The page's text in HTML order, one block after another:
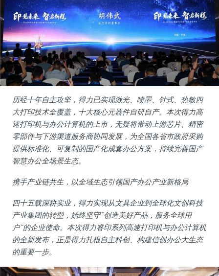
历经十年自主攻坚，得力已实现激光、喷墨、针式、热敏四
大打印技术全覆盖，十大核心元器件自研自产。本次得力高
速打印机与办公计算机的上市，无疑将带动上游芯片、精密
零部件与下游渠道服务商协同发展，为全国各省市政府采购
提供标准化、可复制的国产化成套办公方案，持续完善国产
智慧办公全场景生态。
携手产业链共生，以全域生态引领国产办公产业新格局
四十五载深耕实业，得力实现从文具企业到全球化文创科技
产业集团的转型，始终坚守“创造美好产品，服务全球用
户”的企业使命。本次得力睿印系列高速打印机与办公计算机
的全新发布，正是得力扎根自主科创、构建信创办公大生态
的重要一步。